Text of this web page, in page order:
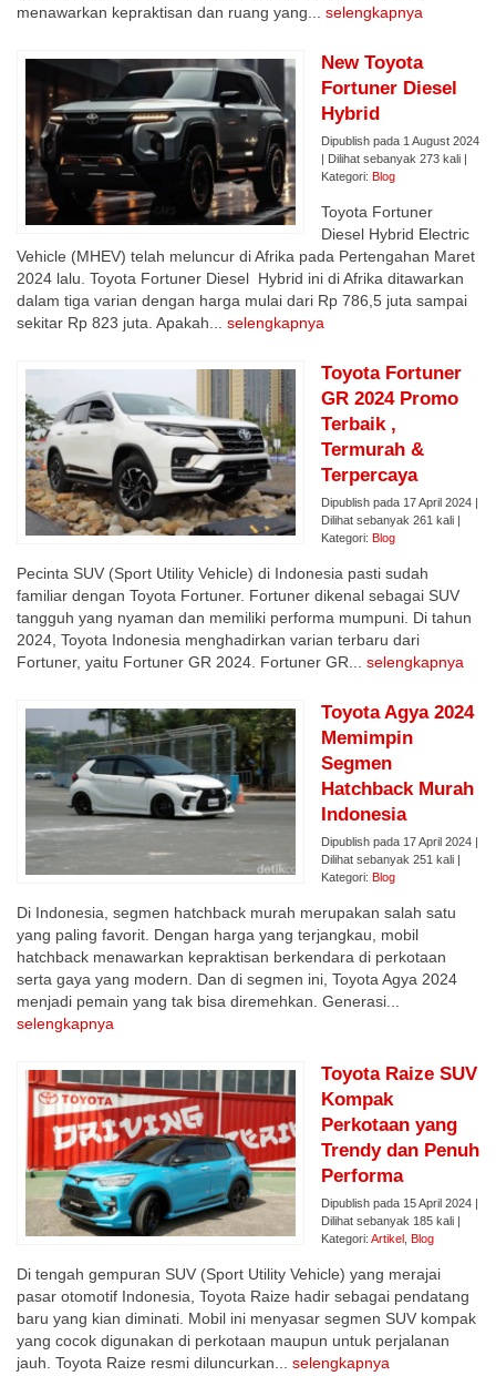
menawarkan kepraktisan dan ruang yang... selengkapnya
New Toyota
Fortuner Diesel
Hybrid
Dipublish pada 1 August 2024
| Dilihat sebanyak 273 kali |
Kategori: Blog
Toyota Fortuner
Diesel Hybrid Electric
Vehicle (MHEV) telah meluncur di Afrika pada Pertengahan Maret
2024 lalu. Toyota Fortuner Diesel Hybrid ini di Afrika ditawarkan
dalam tiga varian dengan harga mulai dari Rp 786,5 juta sampai
sekitar Rp 823 juta. Apakah... selengkapnya
Toyota Fortuner
GR 2024 Promo
Terbaik ,
Termurah &
Terpercaya
Dipublish pada 17 April 2024 |
Dilihat sebanyak 261 kali |
Kategori: Blog
Pecinta SUV (Sport Utility Vehicle) di Indonesia pasti sudah
familiar dengan Toyota Fortuner. Fortuner dikenal sebagai SUV
tangguh yang nyaman dan memiliki performa mumpuni. Di tahun
2024, Toyota Indonesia menghadirkan varian terbaru dari
Fortuner, yaitu Fortuner GR 2024. Fortuner GR... selengkapnya
Toyota Agya 2024
Memimpin
Segmen
Hatchback Murah
Indonesia
Dipublish pada 17 April 2024 |
Dilihat sebanyak 251 kali |
Kategori: Blog
Di Indonesia, segmen hatchback murah merupakan salah satu
yang paling favorit. Dengan harga yang terjangkau, mobil
hatchback menawarkan kepraktisan berkendara di perkotaan
serta gaya yang modern. Dan di segmen ini, Toyota Agya 2024
menjadi pemain yang tak bisa diremehkan. Generasi...
selengkapnya
Toyota Raize SUV
Kompak
Perkotaan yang
Trendy dan Penuh
Performa
Dipublish pada 15 April 2024 |
Dilihat sebanyak 185 kali |
Kategori: Artikel Blog
Di tengah gempuran SUV (Sport Utility Vehicle) yang merajai
pasar otomotif Indonesia, Toyota Raize hadir sebagai pendatang
baru yang kian diminati. Mobil ini menyasar segmen SUV kompak
yang cocok digunakan di perkotaan maupun untuk perjalanan
jauh. Toyota Raize resmi diluncurkan... selengkapnya